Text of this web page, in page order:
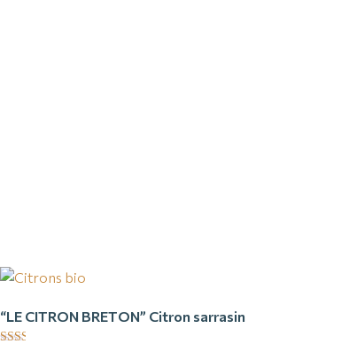
“LE CITRON BRETON” Citron sarrasin